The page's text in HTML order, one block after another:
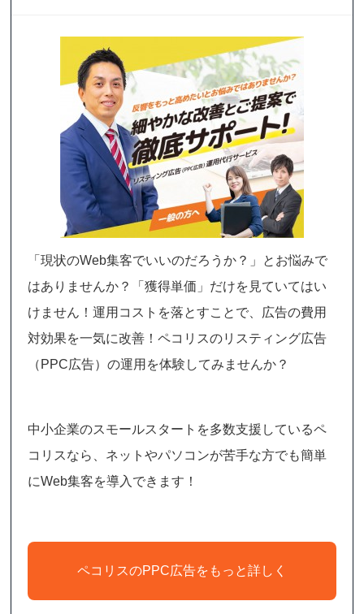
「現状のWeb集客でいいのだろうか？」とお悩みで
はありませんか？「獲得単価」だけを見ていてはい
けません！運用コストを落とすことで、広告の費用
対効果を一気に改善！ペコリスのリスティング広告
（PPC広告）の運用を体験してみませんか？
中小企業のスモールスタートを多数支援しているペ
コリスなら、ネットやパソコンが苦手な方でも簡単
にWeb集客を導入できます！
ペコリスのPPC広告をもっと詳しく